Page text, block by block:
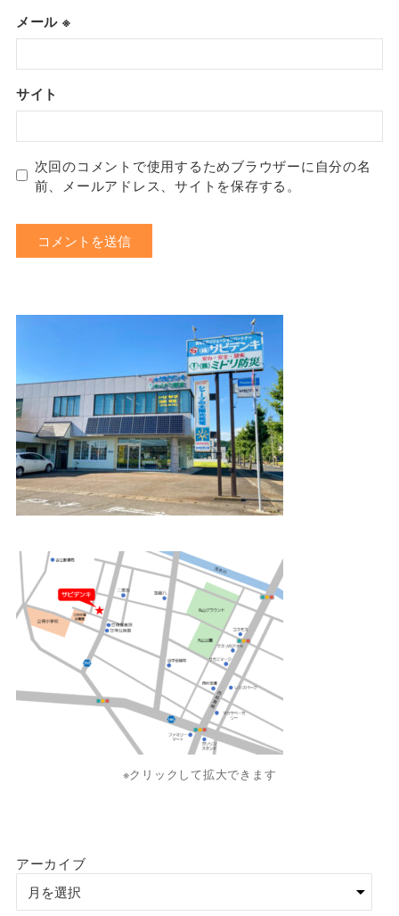
メール ※
サイト
次回のコメントで使用するためブラウザーに自分の名
前、メールアドレス、サイトを保存する。
※クリックして拡大できます
アーカイブ